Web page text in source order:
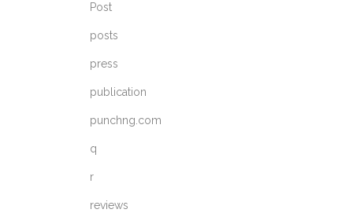
Post
posts
press
publication
punchng.com
q
r
reviews